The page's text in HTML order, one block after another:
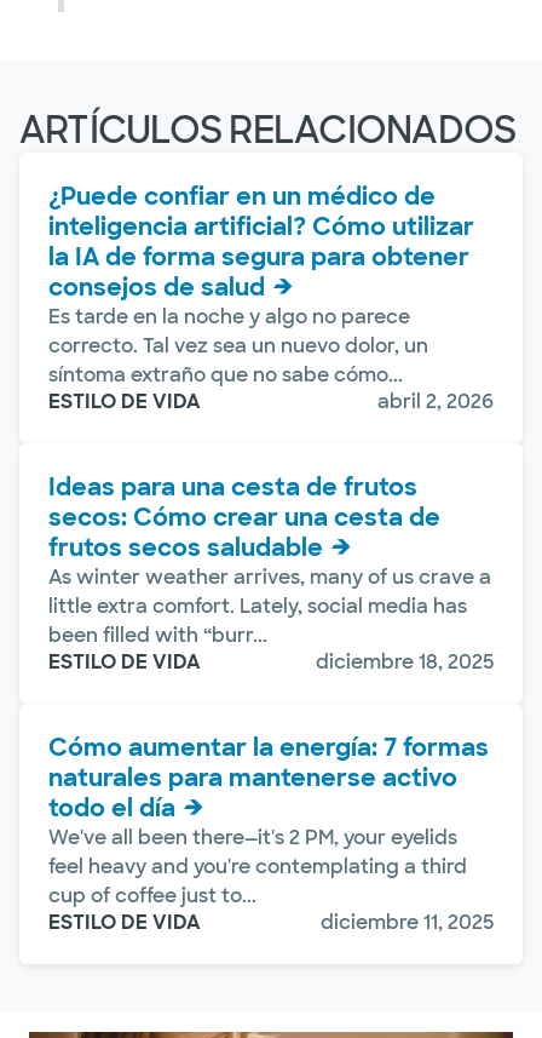
ARTÍCULOS RELACIONADOS
¿Puede confiar en un médico de
inteligencia artificial? Cómo utilizar
la IA de forma segura para obtener
consejos de salud
Es tarde en la noche y algo no parece
correcto. Tal vez sea un nuevo dolor, un
síntoma extraño que no sabe cómo...
ESTILO DE VIDA
abril 2, 2026
Ideas para una cesta de frutos
secos: Cómo crear una cesta de
frutos secos saludable
As winter weather arrives, many of us crave a
little extra comfort. Lately, social media has
been filled with “burr...
ESTILO DE VIDA
diciembre 18, 2025
Cómo aumentar la energía: 7 formas
naturales para mantenerse activo
todo el día
We've all been there—it's 2 PM, your eyelids
feel heavy and you're contemplating a third
cup of coffee just to...
ESTILO DE VIDA
diciembre 11, 2025